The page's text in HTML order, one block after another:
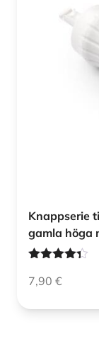
Knappserie
gamla höga
4.28av 5
7,90 €